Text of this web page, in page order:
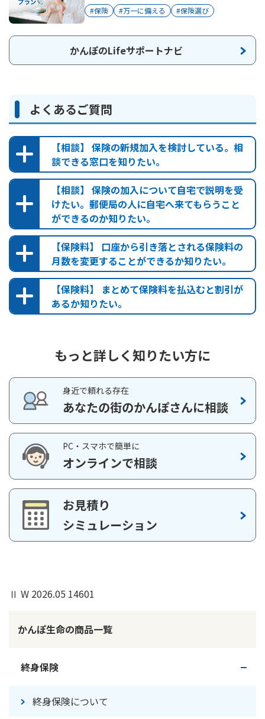
#保険 #万一に備える #保険選び
かんぽのLifeサポートナビ
よくあるご質問
【相談】 保険の新規加入を検討している。相
談できる窓口を知りたい。
郵便局検索
なお、一部の郵便局では、保険のお取扱いをしておりませんの
で、ご注意ください。また、本サイトのコンテンツもご一読く
ださい。
保険かんたん診断
【相談】 保険の加入について自宅で説明を受
けたい。郵便局の人に自宅へ来てもらうこと
ができるのか知りたい。
お問い合わせ
【保険料】 口座から引き落とされる保険料の
月数を変更することができるか知りたい。
マイページ
「保険料払込月数の変更」からは、残期間分の一括払込みは選
択できません。残期間分の一括払込み（残期間前納）をご希望
ご契約者さまの本人確認書類（運転免許証／マイナン
バーカードなど）
なお、お手続きいただくお日にちによって変更できない
【保険料】 まとめて保険料を払込むと割引が
あるか知りたい。
前納払込保険料シミュレーション（かんぽ生命保険契
約）
前納払込保険料シミュレーション（簡易生命保険契
約）
もっと詳しく知りたい方に
身近で頼れる存在
あなたの街のかんぽさんに相談
PC・スマホで簡単に
オンラインで相談
お見積り
シミュレーション
Ⅱ W 2026.05 14601
かんぽ生命の商品一覧
終身保険
終身保険について